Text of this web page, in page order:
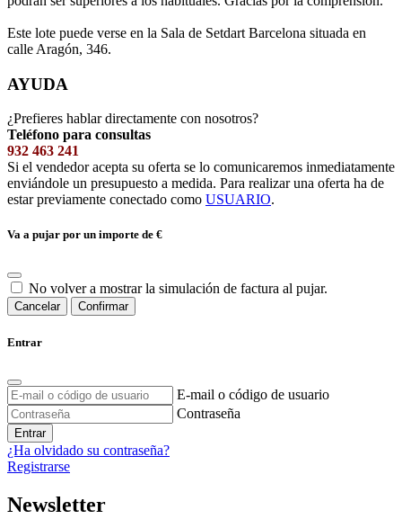
Este lote puede verse en la Sala de Setdart Barcelona situada en
calle Aragón, 346.
AYUDA
¿Prefieres hablar directamente con nosotros?
Teléfono para consultas
932 463 241
Si el vendedor acepta su oferta se lo comunicaremos inmediatamente
enviándole un presupuesto a medida. Para realizar una oferta ha de
estar previamente conectado como USUARIO.
Va a pujar por un importe de €
No volver a mostrar la simulación de factura al pujar.
Cancelar Confirmar
Entrar
E-mail o código de usuario
Contraseña
Entrar
¿Ha olvidado su contraseña?
Registrarse
Newsletter